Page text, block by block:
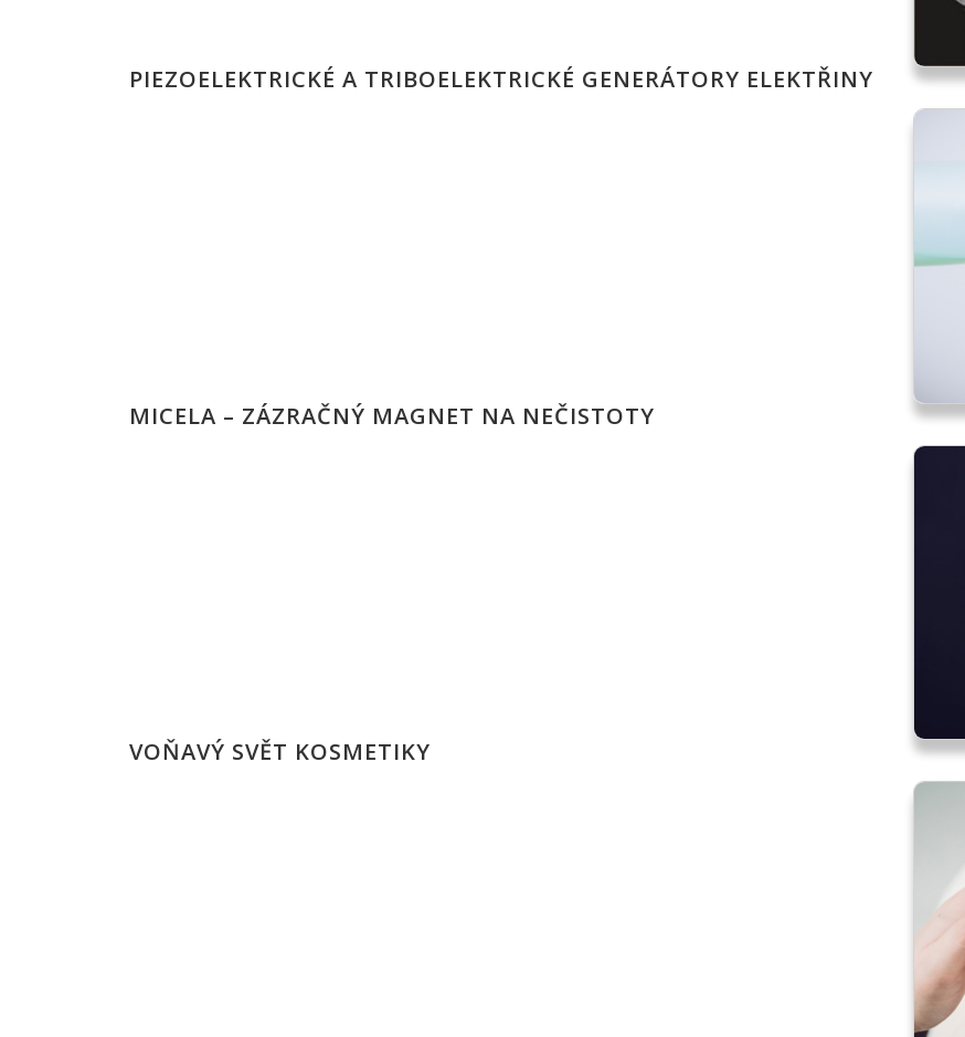
PIEZOELEKTRICKÉ A TRIBOELEKTRICKÉ GENERÁTORY ELEKTŘINY
MICELA – ZÁZRAČNÝ MAGNET NA NEČISTOTY
VOŇAVÝ SVĚT KOSMETIKY